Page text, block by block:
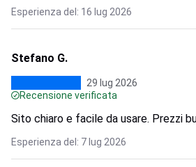
Esperienza del: 16 lug 2026
Stefano G.
29 lug 2026
Recensione verificata
Sito chiaro e facile da usare. Prezzi
Esperienza del: 7 lug 2026